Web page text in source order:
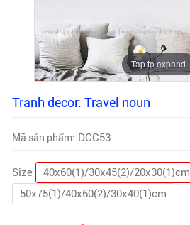
Tap to expand
Tranh decor: Travel noun
Mã sản phẩm: DCC53
Size
40x60(1)/30x45(2)/20x30(1)cm
50x75(1)/40x60(2)/30x40(1)cm